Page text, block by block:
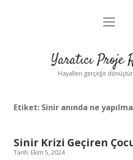
Anasayfa
Yasal Uyarı
menüyü
Yaratıcı Proje
Hayalleri gerçeğe
Etiket: Sinir anında ne
Sinir Krizi Geçiren
Tarih: Ekim 5, 2024